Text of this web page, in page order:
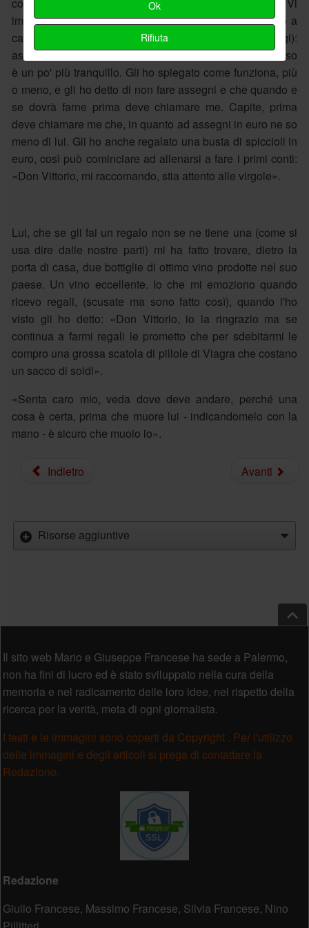
immaginate, morto non di cirrosi, o per un incidente, o a
causa del carbonchio (come è di moda oggi):
assolutamente no! Poteva morire trafitto dall'euro. Adesso
è un po' più tranquillo. Gli ho spiegato come funziona, più
o meno, e gli ho detto di non fare assegni e che quando e
se dovrà farne prima deve chiamare me. Capite, prima
deve chiamare me che, in quanto ad assegni in euro ne so
meno di lui. Gli ho anche regalato una busta di spiccioli in
euro, così può cominciare ad allenarsi a fare i primi conti:
«Don Vittorio, mi raccomando, stia attento alle virgole».
Lui, che se gli fai un regalo non se ne tiene una (come si
usa dire dalle nostre parti) mi ha fatto trovare, dietro la
porta di casa, due bottiglie di ottimo vino prodotte nel suo
paese. Un vino eccellente. Io che mi emoziono quando
ricevo regali, (scusate ma sono fatto così), quando l'ho
visto gli ho detto: «Don Vittorio, io la ringrazio ma se
continua a farmi regali le prometto che per sdebitarmi le
compro una grossa scatola di pillole di Viagra che costano
un sacco di soldi».
«Senta caro mio, veda dove deve andare, perché una
cosa è certa, prima che muore lui - indicandomelo con la
mano - è sicuro che muoio io».
Indietro Avanti
Risorse aggiuntive
Il sito web Mario e Giuseppe Francese ha sede a Palermo,
non ha fini di lucro ed è stato sviluppato nella cura della
memoria e nel radicamento delle loro idee, nel rispetto della
ricerca per la verità, meta di ogni giornalista.
I testi e le immagini sono coperti da Copyright . Per l'utilizzo
delle immagini e degli articoli si prega di contattare la
Redazione.
Redazione
Giulio Francese, Massimo Francese, Silvia Francese, Nino
Ok
Rifiuta